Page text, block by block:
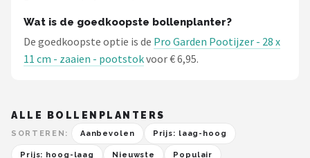
Wat is de goedkoopste bollenplanter?
De goedkoopste optie is de Pro Garden Pootijzer - 28 x
11 cm - zaaien - pootstokvoor € 6,95.
ALLE BOLLENPLANTERS
SORTEREN: Aanbevolen Prijs: laag-hoog
Prijs: hoog-laag Nieuwste Populair